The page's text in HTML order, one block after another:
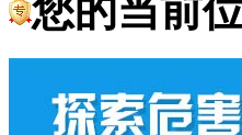
您的当前